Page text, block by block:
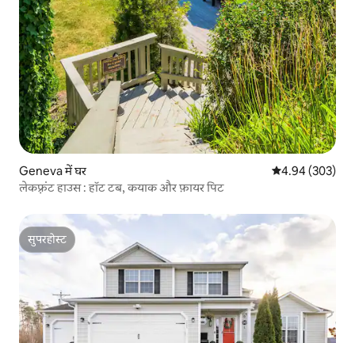
Geneva में घर औसत रेटिंग 5 में से
4.94 (303)
लेकफ़्रंट हाउस : हॉट टब, कयाक और फ़ायर पिट
सुपरहोस्ट
सुपरहोस्ट